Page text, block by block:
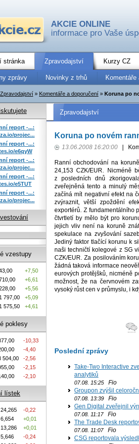
AKCIE ONLINE
informace pro Vaše
stránka Zpravodajství Kurzy CZ
zprávy Novinky z trhů
Zpravodajství » Komentáře a doporučení » Koruna po
Zpravodajství
Koruna po novém
13.06.2008 16:20:00
Ranní obchodování na
24,153 CZK/EUR. Nicméně
z posledních dnů
zveřejněná tento a minulý
začíná mít negativní efekt na
zvýraznit, větší zpoždění
exportérů. Z fundamentálního
čtvrtletí by mělo být pro
jejich vliv není na koruně
spekulace na zvyšování
Jediný faktor tlačící korunu k
naši techničtí kolegové z SG
CZK/EUR. Za posilováním
žádná taková informace
eurových protějšků, nicméně
možnost, že na červnovém
vysoký růst cen v průmyslu, i
Poslední zprávy
Take-Two Interactive
analytiků
07.08. 15:25 Fio
Groupon zvýšil
07.08. 13:39 Fio
Gen Digital zveřejnil
07.08. 11:17Fio
The Trade Desk
07.08. 11:07Fio
CSG reportovala
report -...:
projec...
report -...:
e6qyW
report -...:
projec...
report -...:
e5TUT
report -...:
projec...
vzestupy
+7,50
+6,61
+5,56
1 797,00
+5,09
1 575,50 +4,61
poklesy
-10,33
-4,40
504,00
-2,56
-2,15
-2,10
lístek
24,265
-0,22
6,654
+0,01
13,286
+0,01
5,646
-0,24